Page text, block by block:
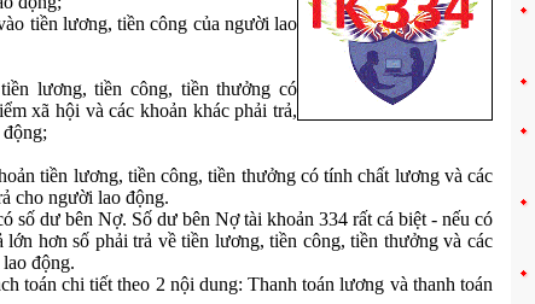
tiền lương, tiền công của người lao
lương, tiền công, tiền thưởng có
xã hội và các khoản khác phải trả,
tiền lương, tiền công, tiền thưởng có tính chất lương và các
cho người lao động.
số dư bên Nợ. Số dư bên Nợ tài khoản 334 rất cá biệt - nếu có
lớn hơn số phải trả về tiền lương, tiền công, tiền thưởng và các
động.
toán chi tiết theo 2 nội dung: Thanh toán lương và thanh toán